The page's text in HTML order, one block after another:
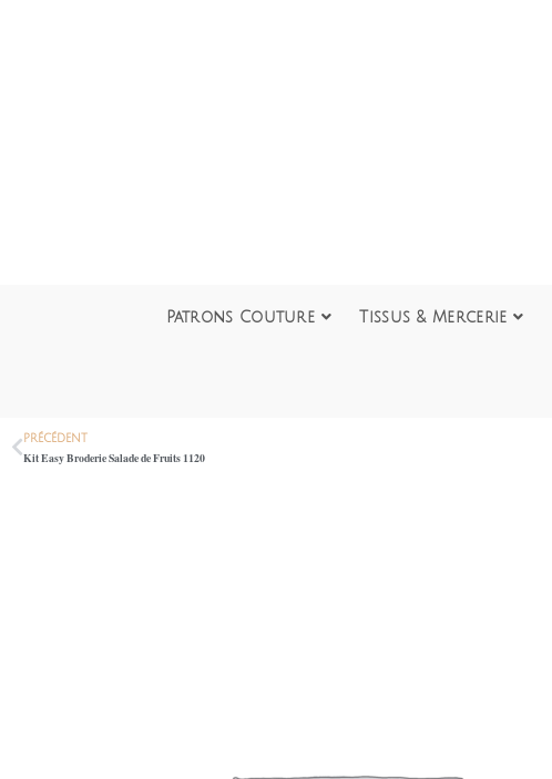
Patrons Couture Tissus & Mercerie
PRÉCÉDENT
Kit Easy Broderie Salade de Fruits 1120